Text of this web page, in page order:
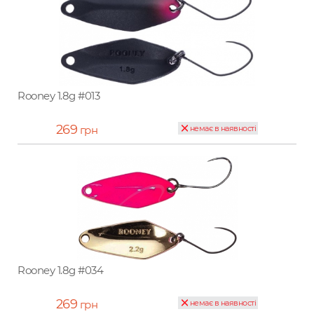
Rooney 1.8g #013
269 грн немає в наявності
Rooney 1.8g #034
269 грн немає в наявності